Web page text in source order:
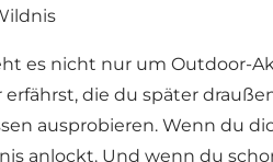
es nicht nur um Outdoor-
erfährst, die du später
ausprobieren. Wenn du
anlockt. Und wenn du